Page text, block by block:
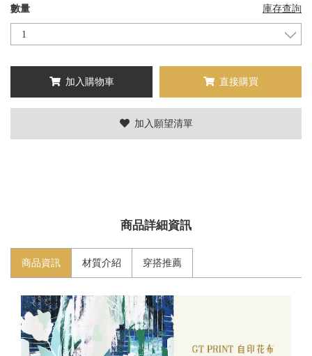
數量 庫存查詢
加入購物車 直接購買
加入願望清單
商品詳細資訊
商品資訊 材質介紹 穿搭推薦